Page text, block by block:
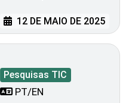
12 DE MAIO DE 2025
Pesquisas TIC
PT/EN